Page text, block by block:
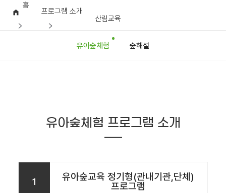
홈
프로그램 소개
산림교육
유아숲체험 숲해설
유아숲체험 프로그램 소개
1
유아숲교육 정기형(관내기관,단체)
프로그램